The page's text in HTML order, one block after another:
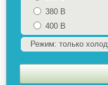
380 В
400 В
Режим: только холод